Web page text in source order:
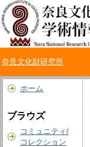
奈良文化財研究所
ホーム
ブラウズ
コミュニティ/
コレクション